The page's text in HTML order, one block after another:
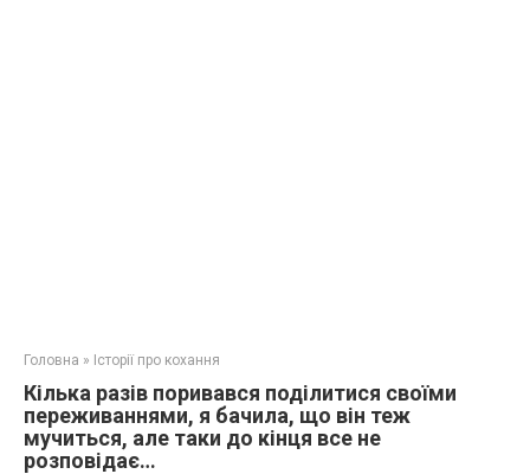
Головна » Історії про кохання
Кілька разів поривався поділитися своїми
переживаннями, я бачила, що він теж
мучиться, але таки до кінця все не
розповідає…